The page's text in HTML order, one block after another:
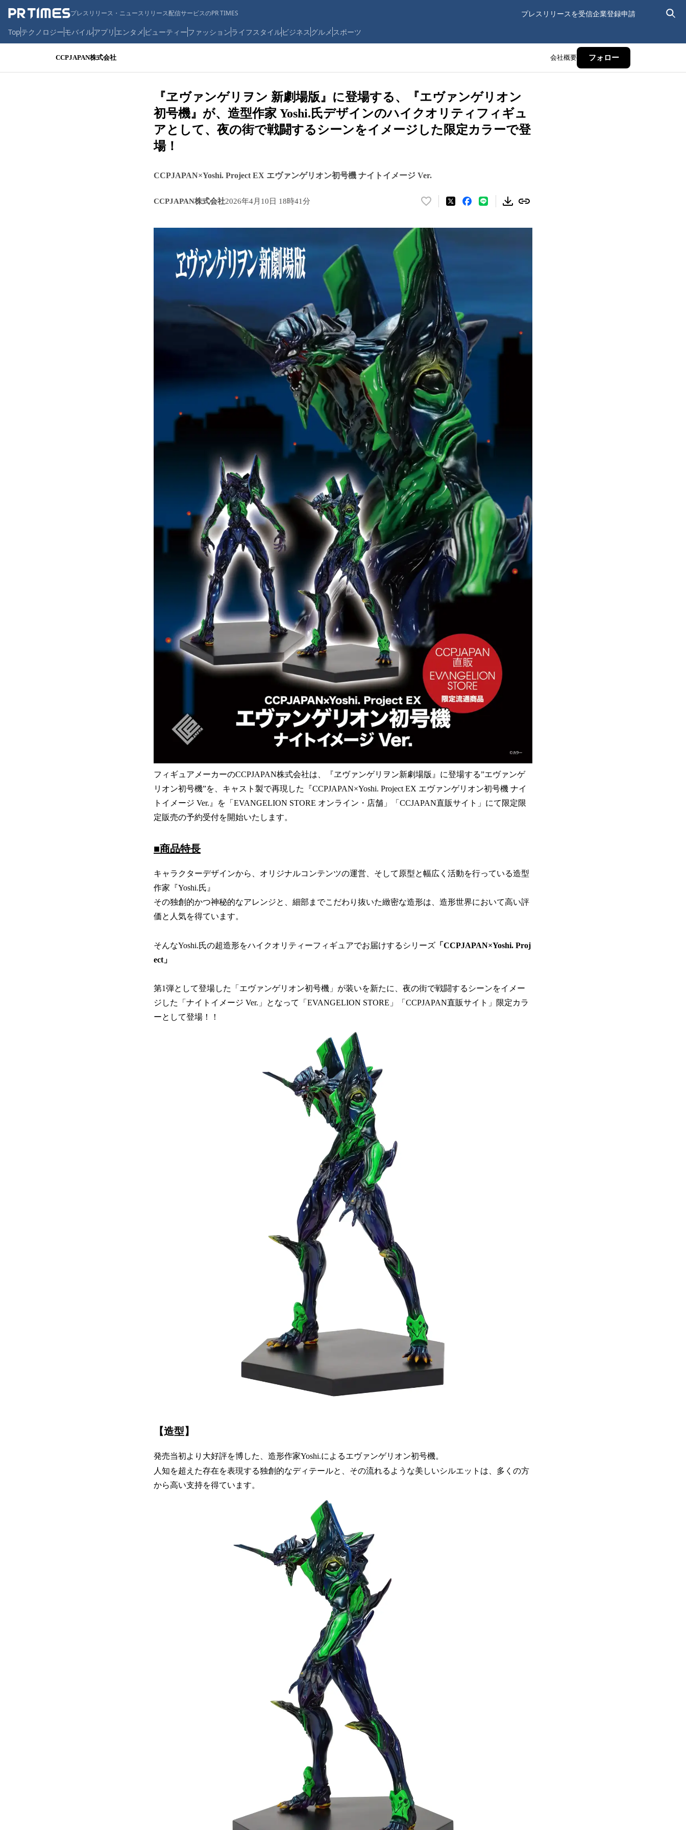
プレスリリース・ニュースリリース配信サービスのPR TIMES プレスリリースを受信企業登録申請
Topテクノロジーモバイルアプリ エンタメ ビューティーファッションライフスタイルビジネス グルメ スポーツ
CCPJAPAN株式会社 会社概要 フォロー
『ヱヴァンゲリヲン 新劇場版』に登場する、『エヴァンゲリオン
初号機』が、造型作家 Yoshi.氏デザインのハイクオリティフィギュ
アとして、夜の街で戦闘するシーンをイメージした限定カラーで登
場！
CCPJAPAN×Yoshi. Project EX エヴァンゲリオン初号機 ナイトイメージ Ver.
CCPJAPAN株式会社2026年4月10日 18時41分
い
ね
！
数
読
み
み
で
す
フィギュアメーカーのCCPJAPAN株式会社は、『ヱヴァンゲリヲン新劇場版』に登場する”エヴァンゲ
リオン初号機”を、キャスト製で再現した『CCPJAPAN×Yoshi. Project EX エヴァンゲリオン初号機 ナイ
トイメージ Ver.』を「EVANGELION STORE オンライン・店舗」「CCJAPAN直販サイト」にて限定限
定販売の予約受付を開始いたします。
■商品特長
キャラクターデザインから、オリジナルコンテンツの運営、そして原型と幅広く活動を行っている造型
作家『Yoshi.氏』
その独創的かつ神秘的なアレンジと、細部までこだわり抜いた緻密な造形は、造形世界において高い評
価と人気を得ています。
そんなYoshi.氏の超造形をハイクオリティーフィギュアでお届けするシリーズ 「CCPJAPAN×Yoshi. Proj
ect」
第1弾として登場した「エヴァンゲリオン初号機」が装いを新たに、夜の街で戦闘するシーンをイメー
ジした「ナイトイメージ Ver.」となって「EVANGELION STORE」「CCPJAPAN直販サイト」限定カラ
ーとして登場！！
【造型】
発売当初より大好評を博した、造形作家Yoshi.によるエヴァンゲリオン初号機。
人知を超えた存在を表現する独創的なディテールと、その流れるような美しいシルエットは、多くの方
から高い支持を得ています。